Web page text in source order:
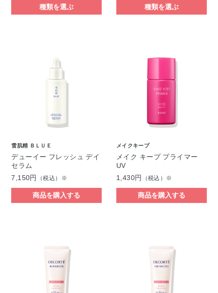
種類を選ぶ 種類を選ぶ
雪肌精 ＢＬＵＥ
デューイー フレッシュ デイ
セラム
7,150円
（税込）※
商品を購入する
メイクキープ
メイク キープ プライマー
UV
1,430円
（税込）※
商品を購入する